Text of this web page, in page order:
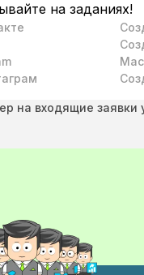
на заданиях!
на входящие заявки